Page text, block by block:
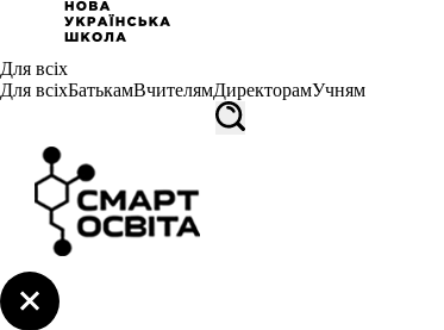
Для всіх
Для всіхБатькамВчителямДиректорамУчням